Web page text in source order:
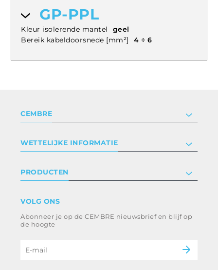
GP-PPL
Kleur isolerende mantel
geel
Bereik kabeldoorsnede [mm²]
4 ÷ 6
CEMBRE
Certificeringen
Werken bij ons
WETTELIJKE INFORMATIE
Algemene voorwaarden
Klokkenluiden
Ethische code en anticorruptiebeleid
PRODUCTEN
Energie en nutsvoorzieningen
B2B Disclaimer
VOLG ONS
Abonneer je op de CEMBRE nieuwsbrief en blijf op
de hoogte